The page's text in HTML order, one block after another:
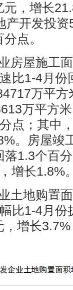
，增长
产开发投
点。
房屋施工
比1-4月份
万平方
万平方
点；其中
。房屋竣
1.3个百
增长1.8%
土地购置
比1-4月份
增长